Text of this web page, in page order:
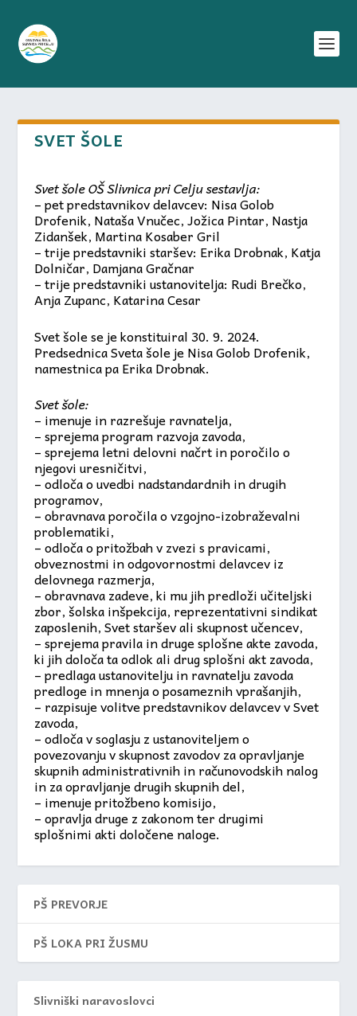
SVET ŠOLE
Svet šole OŠ Slivnica pri Celju sestavlja:
– pet predstavnikov delavcev: Nisa Golob
Drofenik, Nataša Vnučec, Jožica Pintar, Nastja
Zidanšek, Martina Kosaber Gril
– trije predstavniki staršev: Erika Drobnak, Katja
Dolničar, Damjana Gračnar
– trije predstavniki ustanovitelja: Rudi Brečko,
Anja Zupanc, Katarina Cesar
Svet šole se je konstituiral 30. 9. 2024.
Predsednica Sveta šole je Nisa Golob Drofenik,
namestnica pa Erika Drobnak.
Svet šole:
– imenuje in razrešuje ravnatelja,
– sprejema program razvoja zavoda,
– sprejema letni delovni načrt in poročilo o
njegovi uresničitvi,
– odloča o uvedbi nadstandardnih in drugih
programov,
– obravnava poročila o vzgojno-izobraževalni
problematiki,
– odloča o pritožbah v zvezi s pravicami,
obveznostmi in odgovornostmi delavcev iz
delovnega razmerja,
– obravnava zadeve, ki mu jih predloži učiteljski
zbor, šolska inšpekcija, reprezentativni sindikat
zaposlenih, Svet staršev ali skupnost učencev,
– sprejema pravila in druge splošne akte zavoda,
ki jih določa ta odlok ali drug splošni akt zavoda,
– predlaga ustanovitelju in ravnatelju zavoda
predloge in mnenja o posameznih vprašanjih,
– razpisuje volitve predstavnikov delavcev v Svet
zavoda,
– odloča v soglasju z ustanoviteljem o
povezovanju v skupnost zavodov za opravljanje
skupnih administrativnih in računovodskih nalog
in za opravljanje drugih skupnih del,
– imenuje pritožbeno komisijo,
– opravlja druge z zakonom ter drugimi
splošnimi akti določene naloge.
PŠ PREVORJE
PŠ LOKA PRI ŽUSMU
Slivniški naravoslovci